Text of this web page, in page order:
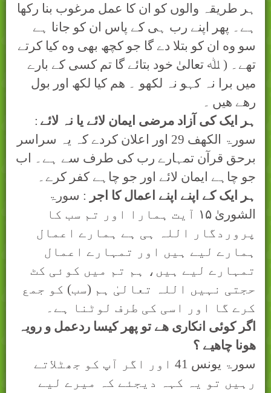
ہر طریقہ والوں کو ان کا عمل مرغوب بنا رکھا
ہے۔ پھر اپنے رب ہی کے پاس ان کو جانا ہے
سو وه ان کو بتلا دے گا جو کچھ بھی وه کیا کرتے
تھے۔ ( ﷲ تعالیٰ خود بتائے گا تم کسی کے بارے
ميں برا نہ کہو نہ لکھو ۔ ھم کيا لکھ اور بول
رھے ھيں ۔
ہر ايک کی آزاد مرضی ايمان لائے يا نہ لائے :
سورۃ الکھف 29 اور اعلان کردے کہ یہ سراسر
برحق قرآن تمہارے رب کی طرف سے ہے۔ اب
جو چاہے ایمان ﻻئے اور جو چاہے کفر کرے۔
ہر ايک کے اپنے اپنے اعمال کا اجر : سورۃ
الشوریٰ ۱۵ آيت ہمارا اور تم سب کا
پروردگار اللہ ہی ہے ہمارے اعمال
ہمارے لیے ہیں اور تمہارے اعمال
تمہارے لیے ہیں، ہم تم میں کوئی کٹ
حجتی نہیں اللہ تعالیٰ ہم (سب) کو جمع
کرے گا اور اسی کی طرف لوٹنا ہے۔
اگر کوئی انکاری ھے تو پھر کيسا ردعمل و رويہ
ھونا چاھيے ؟
سورۃ يونس 41 اور اگر آپ کو جھٹلاتے
رہیں تو یہ کہہ دیجئے کہ میرے لیے